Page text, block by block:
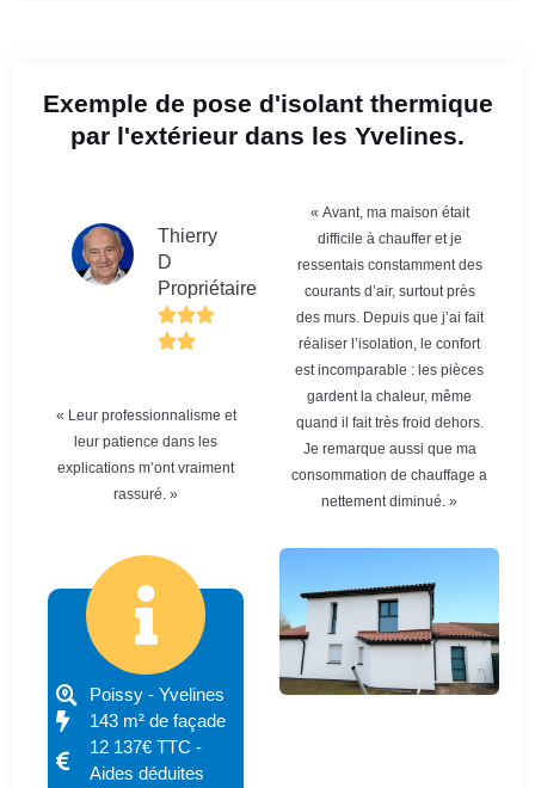
Exemple de pose d'isolant thermique
par l'extérieur dans les Yvelines.
Thierry
D
Propriétaire
« Leur professionnalisme et
leur patience dans les
explications m’ont vraiment
rassuré. »
Poissy - Yvelines
143 m² de façade
12 137€ TTC -
Aides déduites
« Avant, ma maison était
difficile à chauffer et je
ressentais constamment des
courants d’air, surtout près
des murs. Depuis que j’ai fait
réaliser l’isolation, le confort
est incomparable : les pièces
gardent la chaleur, même
quand il fait très froid dehors.
Je remarque aussi que ma
consommation de chauffage a
nettement diminué. »